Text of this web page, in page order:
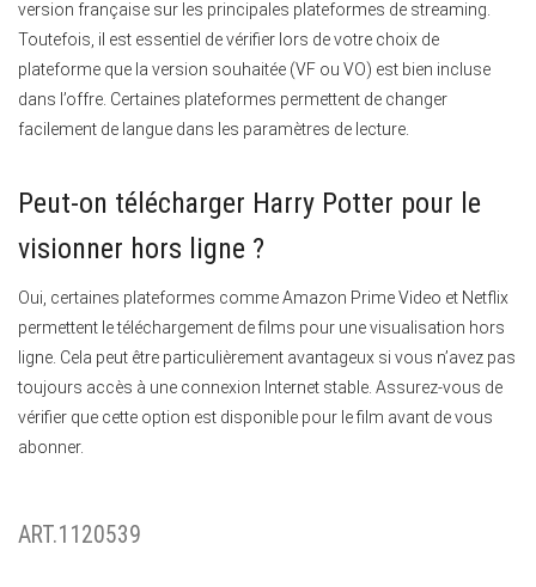
version française sur les principales plateformes de streaming.
Toutefois, il est essentiel de vérifier lors de votre choix de
plateforme que la version souhaitée (VF ou VO) est bien incluse
dans l’offre. Certaines plateformes permettent de changer
facilement de langue dans les paramètres de lecture.
Peut-on télécharger Harry Potter pour le
visionner hors ligne ?
Oui, certaines plateformes comme Amazon Prime Video et Netflix
permettent le téléchargement de films pour une visualisation hors
ligne. Cela peut être particulièrement avantageux si vous n’avez pas
toujours accès à une connexion Internet stable. Assurez-vous de
vérifier que cette option est disponible pour le film avant de vous
abonner.
ART.1120539